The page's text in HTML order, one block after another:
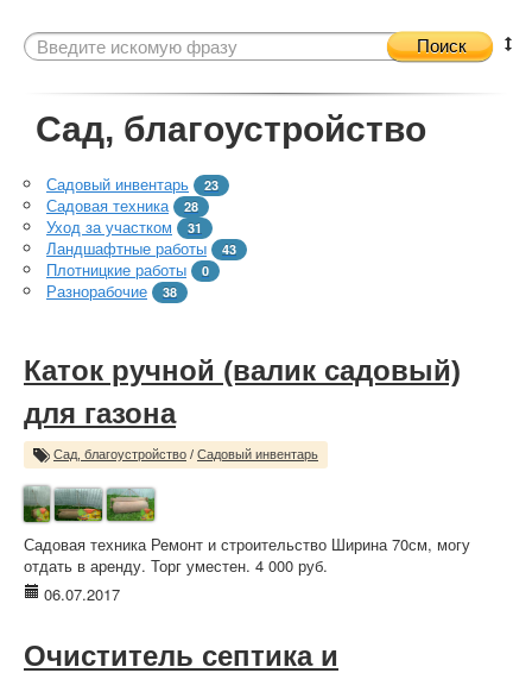
Поиск
Сад, благоустройство
Садовый инвентарь 23
Садовая техника 28
Уход за участком 31
Ландшафтные работы 43
Плотницкие работы 0
Разнорабочие 38
Каток ручной (валик садовый)
для газона
Сад, благоустройство / Садовый инвентарь
Садовая техника Ремонт и строительство Ширина 70см, могу
отдать в аренду. Торг уместен. 4 000 руб.
06.07.2017
Очиститель септика и